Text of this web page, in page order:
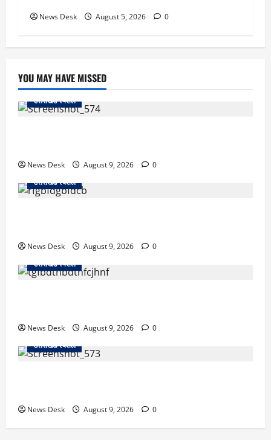
News Desk August 5, 2026 0
YOU MAY HAVE MISSED
उत्तराखंड स्पेशल
News Desk August 9, 2026
0
उत्तराखंड स्पेशल
News Desk August 9, 2026
0
उत्तराखंड स्पेशल
News Desk August 9, 2026
0
उत्तराखंड स्पेशल
News Desk August 9, 2026 0